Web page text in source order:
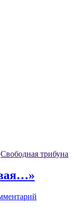
Свободная трибуна